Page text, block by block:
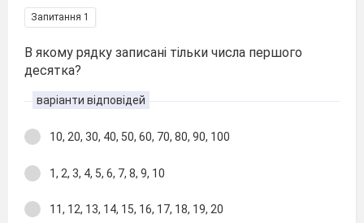
Запитання 1
В якому рядку записані тільки числа першого
десятка?
варіанти відповідей
10, 20, 30, 40, 50, 60, 70, 80, 90, 100
1, 2, 3, 4, 5, 6, 7, 8, 9, 10
11, 12, 13, 14, 15, 16, 17, 18, 19, 20